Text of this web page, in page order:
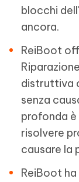
blocchi
ancora.
ReiBoot
distruttiva
senza
profonda
risolvere
causare la
ReiBoot